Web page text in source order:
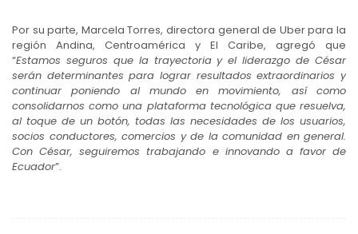
Por su parte, Marcela Torres, directora general de Uber para la
región Andina, Centroamérica y El Caribe, agregó que
“Estamos seguros que la trayectoria y el liderazgo de César
serán determinantes para lograr resultados extraordinarios y
continuar poniendo al mundo en movimiento, así como
consolidarnos como una plataforma tecnológica que resuelva,
al toque de un botón, todas las necesidades de los usuarios,
socios conductores, comercios y de la comunidad en general.
Con César, seguiremos trabajando e innovando a favor de
Ecuador”.